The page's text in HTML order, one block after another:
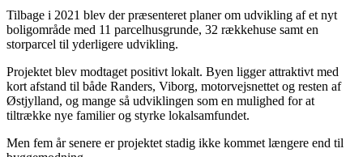
Tilbage i 2021 blev der præsenteret planer om udvikling af et nyt
boligområde med 11 parcelhusgrunde, 32 rækkehuse samt en
storparcel til yderligere udvikling.
Projektet blev modtaget positivt lokalt. Byen ligger attraktivt med
kort afstand til både Randers, Viborg, motorvejsnettet og resten af
Østjylland, og mange så udviklingen som en mulighed for at
tiltrække nye familier og styrke lokalsamfundet.
Men fem år senere er projektet stadig ikke kommet længere end til